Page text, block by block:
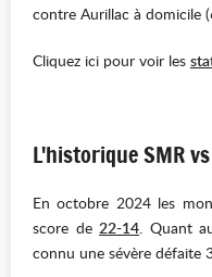
contre Aurillac à domicile
Cliquez ici pour voir les
L'historique SMR vs
En octobre 2024 les
score de22-14. Quant
connu une sévère défaite